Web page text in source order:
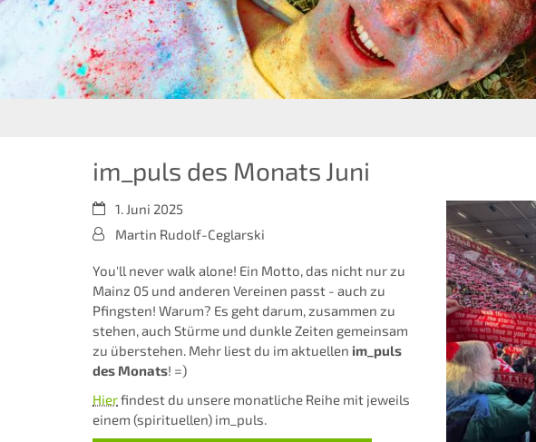
im_puls des Monats Juni
Datum:1. Juni 2025
Von:Martin Rudolf-Ceglarski
You'll never walk alone! Ein Motto, das nicht nur zu
Mainz 05 und anderen Vereinen passt - auch zu
Pfingsten! Warum? Es geht darum, zusammen zu
stehen, auch Stürme und dunkle Zeiten gemeinsam
zu überstehen. Mehr liest du im aktuellen im_puls
des Monats! =)
Hierfindest du unsere monatliche Reihe mit jeweils
einem (spirituellen) im_puls.